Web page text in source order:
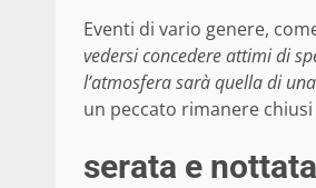
Eventi di vario genere,
vedersi concedere attimi di
l’atmosfera sarà quella di
un peccato rimanere
serata e